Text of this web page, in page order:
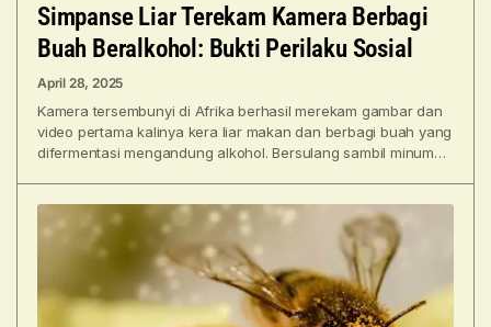
Simpanse Liar Terekam Kamera Berbagi
Buah Beralkohol: Bukti Perilaku Sosial
April 28, 2025
Kamera tersembunyi di Afrika berhasil merekam gambar dan
video pertama kalinya kera liar makan dan berbagi buah yang
difermentasi mengandung alkohol. Bersulang sambil minum